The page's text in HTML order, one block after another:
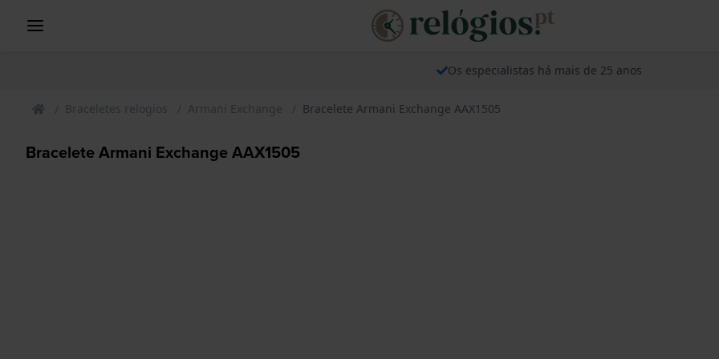
Os especialistas há mais de 25 anos
Braceletes relogios Armani Exchange Bracelete Armani Exchange AAX1505
Bracelete Armani Exchange AAX1505